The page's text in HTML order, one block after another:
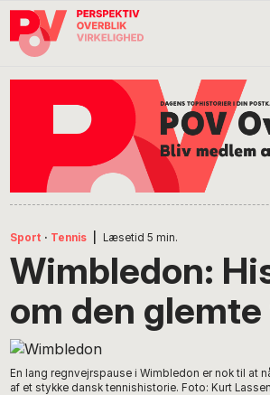
Gå
direkte
Skip
indhold
Gå
direkte
Sport · Tennis Læsetid 5 min.
Wimbledon:
om den
En lang regnvejrspause i Wimbledon er nok til at
af et stykke dansk tennishistorie. Foto: Kurt Lassen